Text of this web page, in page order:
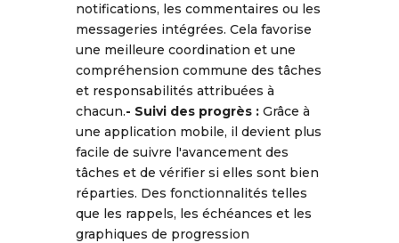
notifications, les commentaires ou les
messageries intégrées. Cela favorise
une meilleure coordination et une
compréhension commune des tâches
et responsabilités attribuées à
chacun.- Suivi des progrès : Grâce à
une application mobile, il devient plus
facile de suivre l'avancement des
tâches et de vérifier si elles sont bien
réparties. Des fonctionnalités telles
que les rappels, les échéances et les
graphiques de progression